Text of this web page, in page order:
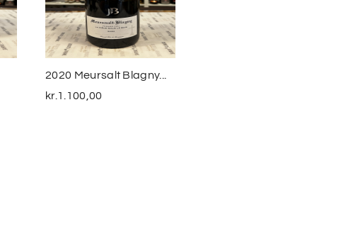
2020 Meursalt Blagny...
kr. 1.100,00